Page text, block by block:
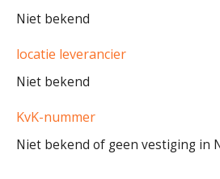
Niet bekend
locatie leverancier
Niet bekend
KvK-nummer
Niet bekend of geen vestiging in